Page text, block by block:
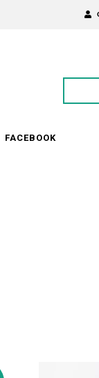
FACEBOOK